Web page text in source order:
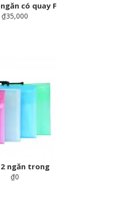
có quay F
₫35,000
ngăn trong
₫0